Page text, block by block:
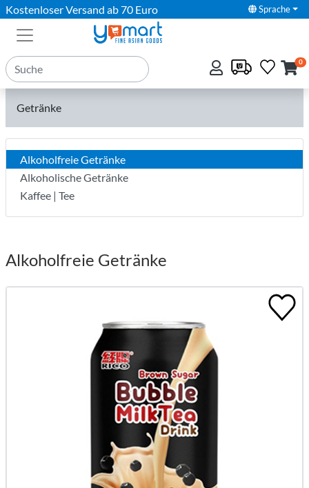
Kostenloser Versand ab 70 Euro Sprache
0
Getränke
Alkoholfreie Getränke
Alkoholische Getränke
Kaffee | Tee
Alkoholfreie Getränke